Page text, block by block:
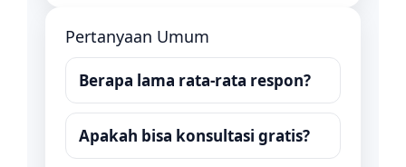
Pertanyaan Umum
Berapa lama rata-rata respon?
Apakah bisa konsultasi gratis?